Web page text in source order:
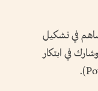
في تشكيل
في ابتكار